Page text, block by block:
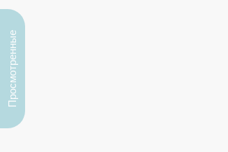
Просмотренные